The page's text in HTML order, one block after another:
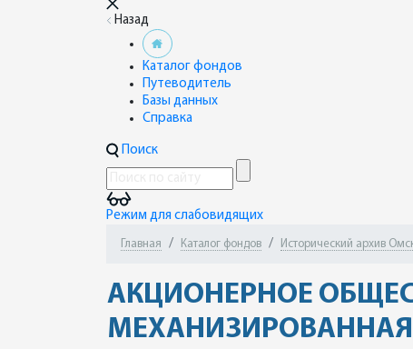
Назад
Каталог фондов
Путеводитель
Базы данных
Справка
Поиск
Режим для слабовидящих
Главная Каталог фондов Исторический архив
АКЦИОНЕРНОЕ